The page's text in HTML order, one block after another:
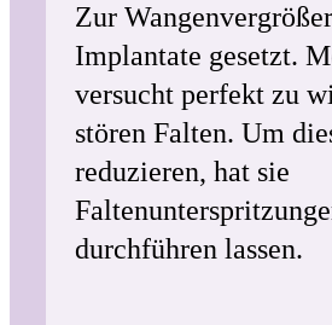
Zur
Implantate gesetzt.
versucht perfekt zu
stören Falten. Um
reduzieren, hat sie
durchführen lassen.